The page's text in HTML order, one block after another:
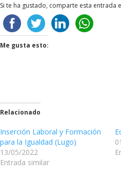
Si te ha gustado, comparte esta entrada
Me gusta esto:
Relacionado
Inserción Laboral y Formación
para la Igualdad (Lugo)
13/05/2022
Entrada similar